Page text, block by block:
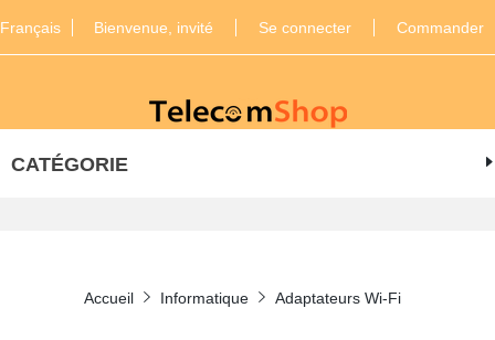
Français Bienvenue, invité Se connecter Commander
CATÉGORIE
Accueil Informatique Adaptateurs Wi-Fi